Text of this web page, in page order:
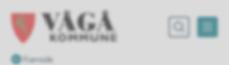
Du er her:Framside